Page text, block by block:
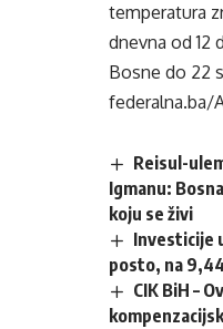
temperatura
dnevna od 12
Bosne do 22
federalna.ba/
Reisul-
Igmanu:
koju se živi
Investicije
posto, na
CIK BiH –